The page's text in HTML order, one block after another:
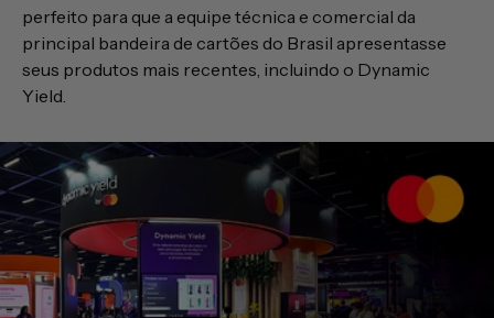
perfeito para que a equipe técnica e comercial da
principal bandeira de cartões do Brasil apresentasse
seus produtos mais recentes, incluindo o Dynamic
Yield.